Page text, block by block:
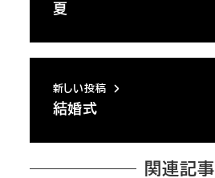
夏
新しい投稿
結婚式
関連記事